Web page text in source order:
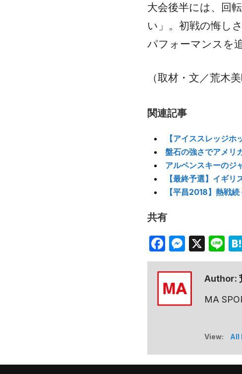
大会後半には、回
い」。初戦の悔し
パフォーマンスを
（取材・文／荒木
関連記事
【アイススレッジ
盤石の強さでアメリ
アルペンスキーのジ
【最終予選】イギ
【平昌2018】熱戦
共有
Facebook
X
Author:
MA
View: All